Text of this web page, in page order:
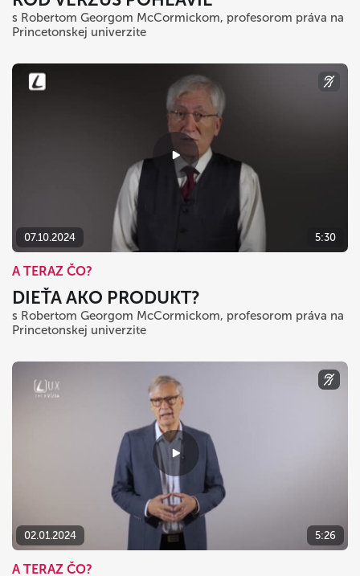
s Robertom Georgom McCormickom, profesorom práva na
Princetonskej univerzite
07.10.2024 5:30
A TERAZ ČO?
DIEŤA AKO PRODUKT?
s Robertom Georgom McCormickom, profesorom práva na
Princetonskej univerzite
02.01.2024 5:26
A TERAZ ČO?